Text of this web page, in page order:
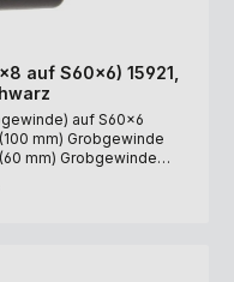
auf S60x6) 15921,
auf S60x6
mm) Grobgewinde
mm) Grobgewinde